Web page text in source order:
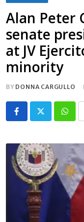
Alan Peter
senate
at JV
minority
BY DONNA CARGULLO